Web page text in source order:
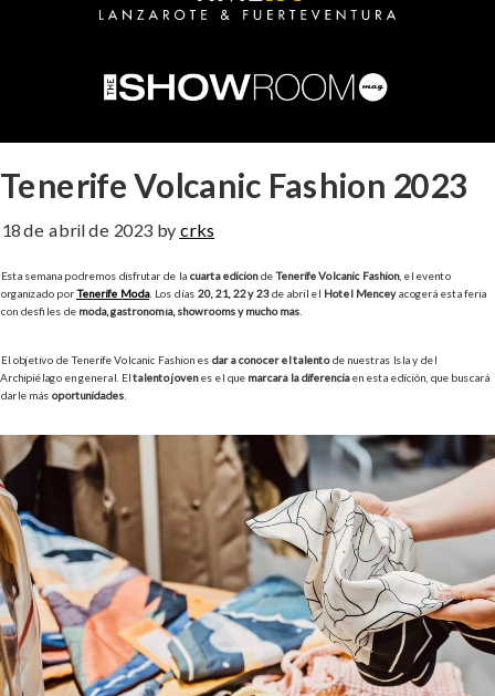
Tenerife Volcanic Fashion 2023
18 de abril de 2023 by crks
Esta semana podremos disfrutar de la cuarta edicióndeTenerife Volcanic Fashion, el evento
organizado porTenerife Moda. Los días 20, 21, 22 y 23de abril el Hotel Menceyacogerá esta feria
con desfiles de moda, gastronomía, showrooms y mucho más
El objetivo de Tenerife Volcanic Fashion es dar a conocer el talentode nuestras Isla y del
Archipiélago en general. Eltalento jovenes el que marcará la diferenciaen esta edición, que buscará
darle más oportunidades